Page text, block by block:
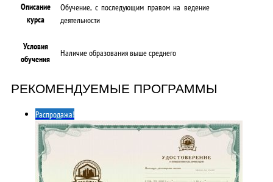
Описание
курса
Обучение, с последующим правом на ведение
деятельности
Условия
обучения
Наличие образования выше среднего
РЕКОМЕНДУЕМЫЕ ПРОГРАММЫ
Распродажа!